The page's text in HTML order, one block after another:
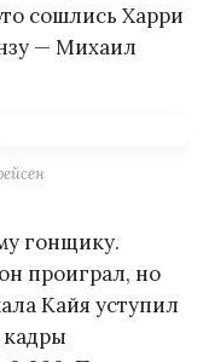
сошлись Харри
— Михаил
гонщику.
проиграл, но
Кайя уступил